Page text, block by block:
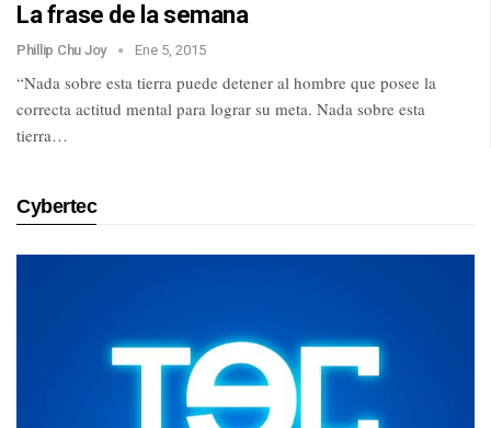
La frase de la semana
Phillip Chu Joy Ene 5, 2015
“Nada sobre esta tierra puede detener al hombre que posee la
correcta actitud mental para lograr su meta. Nada sobre esta
tierra…
Cybertec